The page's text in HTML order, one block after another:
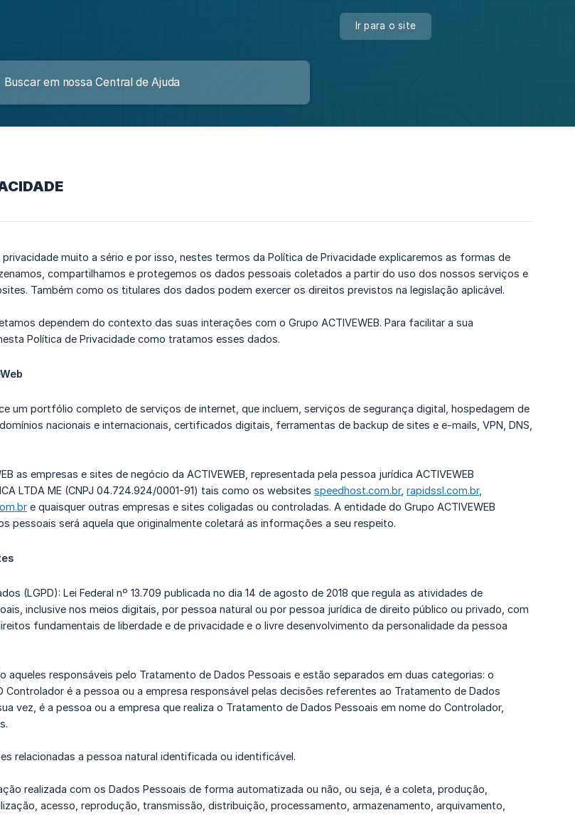
Ir para o site
privacidade muito a sério e por isso, nestes termos da Política de Privacidade explicaremos as formas de
compartilhamos e protegemos os dados pessoais coletados a partir do uso dos nossos serviços e
Também como os titulares dos dados podem exercer os direitos previstos na legislação aplicável.
dependem do contexto das suas interações com o Grupo ACTIVEWEB. Para facilitar a sua
Política de Privacidade como tratamos esses dados.
um portfólio completo de serviços de internet, que incluem, serviços de segurança digital, hospedagem de
nacionais e internacionais, certificados digitais, ferramentas de backup de sites e e-mails, VPN, DNS,
as empresas e sites de negócio da ACTIVEWEB, representada pela pessoa jurídica ACTIVEWEB
LTDA ME (CNPJ 04.724.924/0001-91) tais como os websites speedhost.com.br, rapidssl.com.br,
e quaisquer outras empresas e sites coligadas ou controladas. A entidade do Grupo ACTIVEWEB
pessoais será aquela que originalmente coletará as informações a seu respeito.
(LGPD): Lei Federal nº 13.709 publicada no dia 14 de agosto de 2018 que regula as atividades de
inclusive nos meios digitais, por pessoa natural ou por pessoa jurídica de direito público ou privado, com
fundamentais de liberdade e de privacidade e o livre desenvolvimento da personalidade da pessoa
aqueles responsáveis pelo Tratamento de Dados Pessoais e estão separados em duas categorias: o
Controlador é a pessoa ou a empresa responsável pelas decisões referentes ao Tratamento de Dados
vez, é a pessoa ou a empresa que realiza o Tratamento de Dados Pessoais em nome do Controlador,
relacionadas a pessoa natural identificada ou identificável.
realizada com os Dados Pessoais de forma automatizada ou não, ou seja, é a coleta, produção,
acesso, reprodução, transmissão, distribuição, processamento, armazenamento, arquivamento,